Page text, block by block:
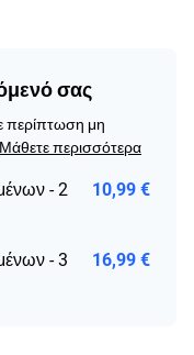
σας
περίπτωση μη
Μάθετε περισσότερα
- 2
10,99 €
- 3
16,99 €